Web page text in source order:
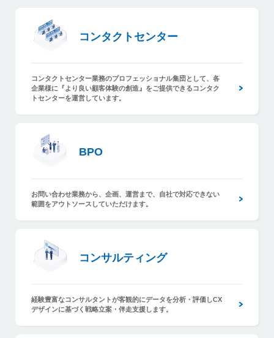
コンタクトセンター
コンタクトセンター
コンタクトセンター業務のプロフェッショナル集団として、各
企業様に『より良い顧客体験の創造』をご提供できるコンタク
トセンターを運営しています。
BPO
BPO
お問い合わせ業務から、企画、運営まで、自社で対応できない
範囲をアウトソースしていただけます。
コンサルティング
コンサルティング
経験豊富なコンサルタントが客観的にデータを分析・評価しCX
デザインに基づく戦略立案・伴走支援します。